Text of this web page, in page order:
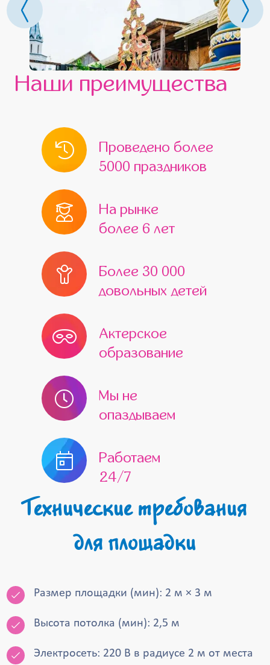
Наши преимущества
Проведено более
5000 праздников
На рынке
более 6 лет
Более 30 000
довольных детей
Актерское
образование
Мы не
опаздываем
Работаем
24/7
Технические требования
для площадки
Размер площадки (мин): 2 м × 3 м
Высота потолка (мин): 2,5 м
Электросеть: 220 В в радиусе 2 м от места